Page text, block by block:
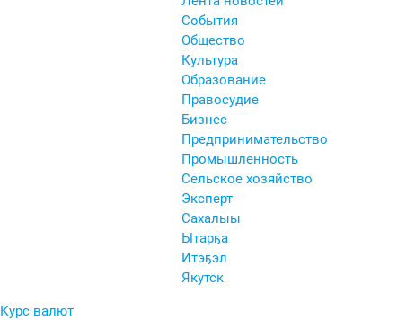
События
Общество
Культура
Образование
Правосудие
Бизнес
Предпринимательство
Промышленность
Сельское хозяйство
Эксперт
Сахалыы
Ытарҕа
Итэҕэл
Якутск
Курс валют